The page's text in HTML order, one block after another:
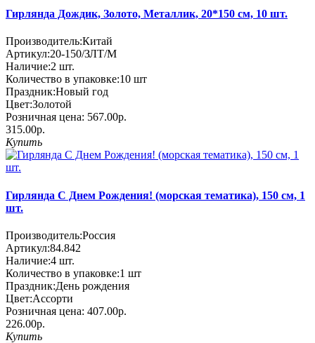
Гирлянда Дождик, Золото, Металлик, 20*150 см, 10 шт.
Производитель:Китай
Артикул:20-150/ЗЛТ/М
Наличие:2 шт.
Количество в упаковке:10 шт
Праздник:Новый год
Цвет:Золотой
Розничная цена: 567.00р.
315.00р.
Купить
Гирлянда С Днем Рождения! (морская тематика), 150 см, 1
шт.
Производитель:Россия
Артикул:84.842
Наличие:4 шт.
Количество в упаковке:1 шт
Праздник:День рождения
Цвет:Ассорти
Розничная цена: 407.00р.
226.00р.
Купить